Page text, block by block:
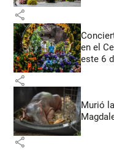
share
en el
este 6
share
Murió
share